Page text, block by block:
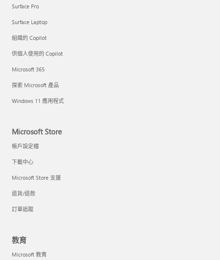
Surface Pro
Surface Laptop
組織的 Copilot
供個人使用的 Copilot
Microsoft 365
探索 Microsoft 產品
Windows 11 應用程式
Microsoft Store
帳戶設定檔
下載中心
Microsoft Store 支援
退貨/退款
訂單追蹤
教育
Microsoft 教育